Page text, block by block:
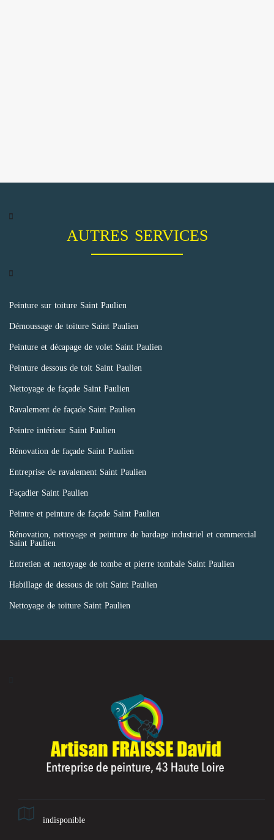
AUTRES SERVICES
Peinture sur toiture Saint Paulien
Démoussage de toiture Saint Paulien
Peinture et décapage de volet Saint Paulien
Peinture dessous de toit Saint Paulien
Nettoyage de façade Saint Paulien
Ravalement de façade Saint Paulien
Peintre intérieur Saint Paulien
Rénovation de façade Saint Paulien
Entreprise de ravalement Saint Paulien
Façadier Saint Paulien
Peintre et peinture de façade Saint Paulien
Rénovation, nettoyage et peinture de bardage industriel et commercial
Saint Paulien
Entretien et nettoyage de tombe et pierre tombale Saint Paulien
Habillage de dessous de toit Saint Paulien
Nettoyage de toiture Saint Paulien
indisponible